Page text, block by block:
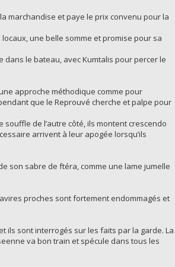
marchandise et paye le prix convenu pour la
une belle somme et promise pour sa
le bateau, avec Kumtalis pour percer le
approche méthodique comme pour
que le Reprouvé cherche et palpe pour
de l’autre côté, ils montent crescendo
arrivent à leur apogée lorsqu’ils
son sabre de ftéra, comme une lame jumelle
proches sont fortement endommagés et
ils sont interrogés sur les faits par la garde. La
va bon train et spécule dans tous les